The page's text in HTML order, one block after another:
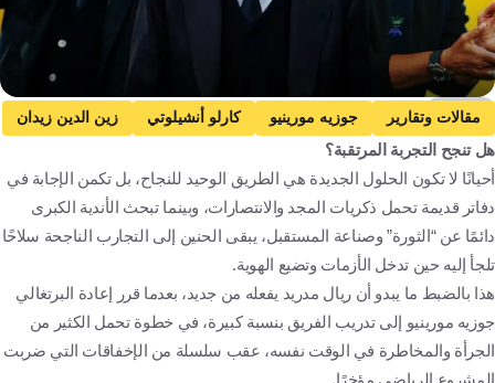
kooora
مقالات وتقارير جوزيه مورينيو كارلو أنشيلوتي
زين الدين زيدان
ريال مدريد
الدوري الإسباني
البرتغال
إيطاليا فرنسا إسبانيا كرة قدم
هل تنجح التجربة المرتقبة؟
أحيانًا لا تكون الحلول الجديدة هي الطريق الوحيد للنجاح، بل تكمن الإجابة في
دفاتر قديمة تحمل ذكريات المجد والانتصارات، وبينما تبحث الأندية الكبرى
دائمًا عن “الثورة” وصناعة المستقبل، يبقى الحنين إلى التجارب الناجحة سلاحًا
تلجأ إليه حين تدخل الأزمات وتضيع الهوية.
هذا بالضبط ما يبدو أن ريال مدريد يفعله من جديد، بعدما قرر إعادة البرتغالي
جوزيه مورينيو إلى تدريب الفريق بنسبة كبيرة، في خطوة تحمل الكثير من
الجرأة والمخاطرة في الوقت نفسه، عقب سلسلة من الإخفاقات التي ضربت
المشروع الرياضي مؤخرًا.